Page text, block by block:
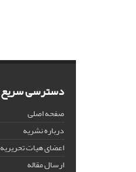
دسترسی سریع
صفحه اصلی
درباره نشریه
اعضای هیات تحریریه
ارسال مقاله